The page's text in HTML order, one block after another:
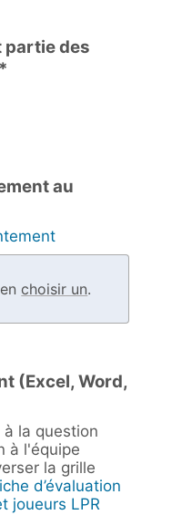
partie des
au
enchoisir un.
(Excel, Word,
la question
à l'équipe
la grille
d’évaluation
joueurs LPR